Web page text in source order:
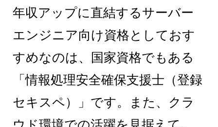
年収アップに直結するサーバー
エンジニア向け資格としておす
すめなのは、国家資格でもある
「情報処理安全確保支援士（登録
セキスペ）」です。また、クラ